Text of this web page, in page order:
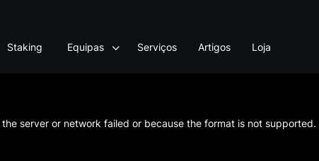
Staking Equipas Serviços Artigos Loja
server or network failed or because the format is not supported.